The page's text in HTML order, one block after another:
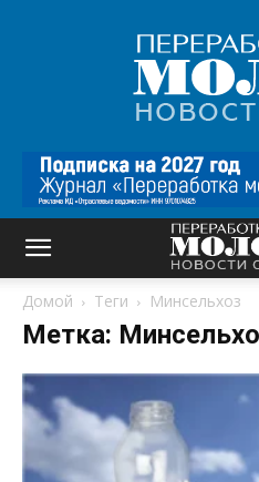
Домой Теги Минсельхоз
Метка: